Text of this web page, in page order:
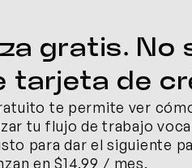
gratis. No
tarjeta de
te permite ver
tu flujo de trabajo
para dar el siguiente
en $14.99 / mes.